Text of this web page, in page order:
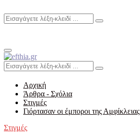
Search
Search
Primary
Menu
Search
for:
Search
Αρχική
Άρθρα - Σχόλια
Στιγμές
Γιόρτασαν οι έμποροι της Αμφίκλειας
Στιγμές